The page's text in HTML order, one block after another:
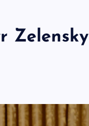
Zelensky